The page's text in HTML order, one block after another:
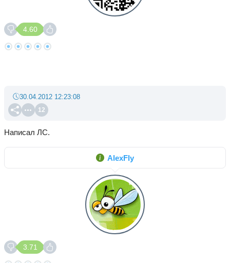
4.60
12
30.04.2012 12:23:08
Написал ЛС.
AlexFly
3.71